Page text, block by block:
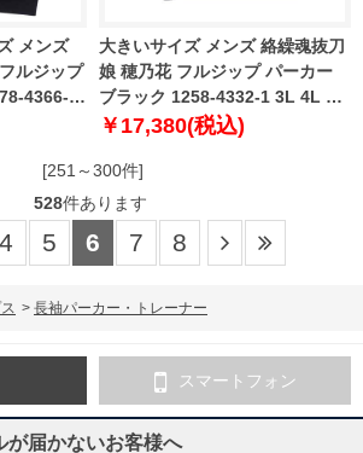
メンズ
ルジップ
4366-2
大きいサイズ メンズ 絡繰魂抜刀
娘 穂乃花 フルジップ パーカー
ブラック 1258-4332-1 3L 4L 5L
6L
￥17,380(税込)
[251～300件]
528件あります
4 5 6 7 8
> 長袖パーカー・トレーナー
スマートフォン
届かないお客様へ